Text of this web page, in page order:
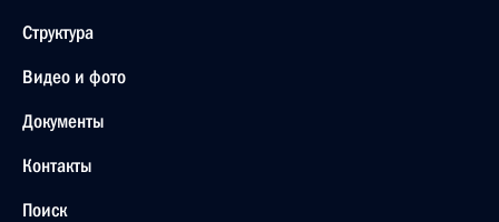
Структура
Видео и фото
Документы
Контакты
Поиск